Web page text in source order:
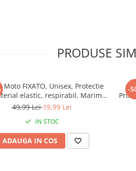
PRODUSE
Moto FIXATO, Unisex, Protectie
elastic, respirabil, Marime
universala, Alba
49,99 Lei19,99 Lei
IN STOC
ADAUGA IN COS
-